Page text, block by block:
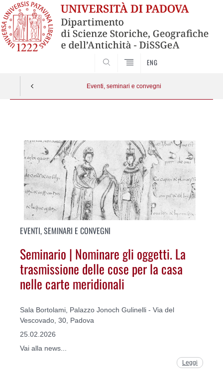
ENG
Eventi, seminari e convegni
contenuto
EVENTI, SEMINARI E CONVEGNI
Seminario | Nominare gli oggetti. La
trasmissione delle cose per la casa
nelle carte meridionali
Sala Bortolami, Palazzo Jonoch Gulinelli - Via del
Vescovado, 30, Padova
25.02.2026
Vai alla news...
Leggi